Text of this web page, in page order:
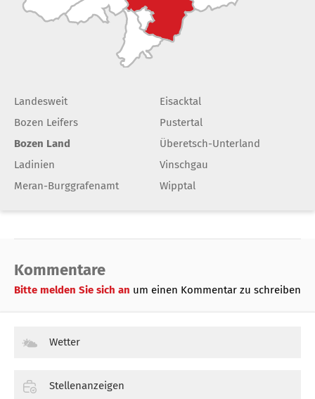
Landesweit
Bozen Leifers
Bozen Land
Ladinien
Meran-Burggrafenamt
Eisacktal
Pustertal
Überetsch-Unterland
Vinschgau
Wipptal
Kommentare
Bitte melden Sie sich an um einen Kommentar zu schreiben
Wetter
Stellenanzeigen